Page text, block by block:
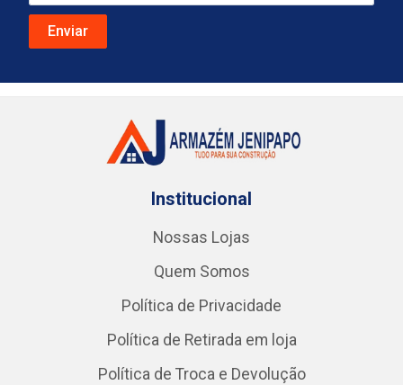
Institucional
Nossas Lojas
Quem Somos
Política de Privacidade
Política de Retirada em loja
Política de Troca e Devolução